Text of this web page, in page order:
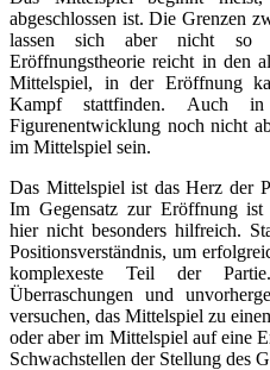
abgeschlossen ist. Die Grenzen
lassen sich aber nicht so
Eröffnungstheorie reicht in den
Mittelspiel, in der Eröffnung
Kampf stattfinden. Auch
Figurenentwicklung noch nicht
im Mittelspiel sein.
Das Mittelspiel ist das Herz der
Im Gegensatz zur Eröffnung
hier nicht besonders hilfreich.
Positionsverständnis, um
komplexeste Teil der
Überraschungen und
versuchen, das Mittelspiel zu
oder aber im Mittelspiel auf eine
Schwachstellen der Stellung des